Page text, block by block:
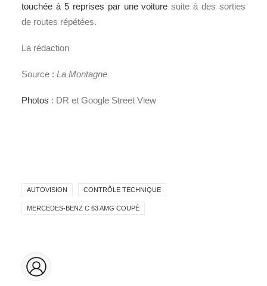
touchée à 5 reprises par une voiture suite à des sorties
de routes répétées.
La rédaction
Source : La Montagne
Photos : DR et Google Street View
AUTOVISION CONTRÔLE TECHNIQUE
MERCEDES-BENZ C 63 AMG COUPÉ